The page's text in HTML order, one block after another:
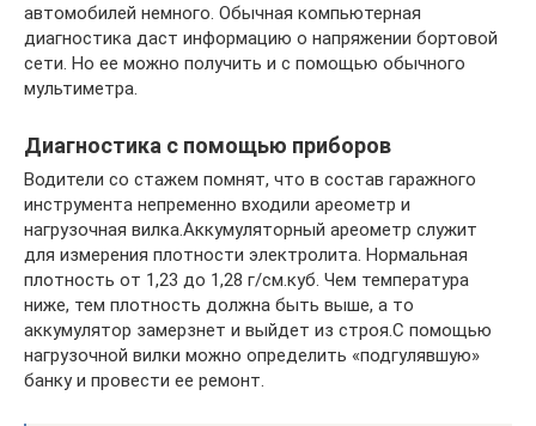
автомобилей немного. Обычная компьютерная
диагностика даст информацию о напряжении бортовой
сети. Но ее можно получить и с помощью обычного
мультиметра.
Диагностика с помощью приборов
Водители со стажем помнят, что в состав гаражного
инструмента непременно входили ареометр и
нагрузочная вилка.Аккумуляторный ареометр служит
для измерения плотности электролита. Нормальная
плотность от 1,23 до 1,28 г/см.куб. Чем температура
ниже, тем плотность должна быть выше, а то
аккумулятор замерзнет и выйдет из строя.С помощью
нагрузочной вилки можно определить «подгулявшую»
банку и провести ее ремонт.